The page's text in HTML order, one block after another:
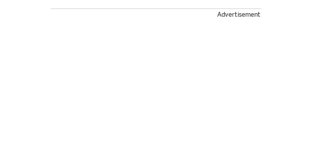
Advertisement